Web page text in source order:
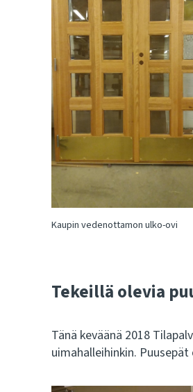
Kaupin vedenottamon ulko-ovi
Tekeillä olevia
Tänä keväänä 2018
uimahalleihinkin.